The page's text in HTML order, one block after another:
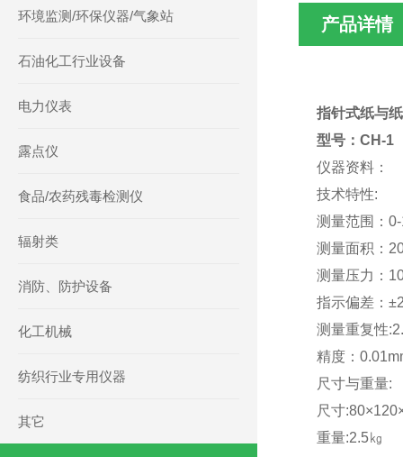
环境监测/环保仪器/气象站
石油化工行业设备
电力仪表
露点仪
食品/农药残毒检测仪
辐射类
消防、防护设备
化工机械
纺织行业专用仪器
其它
产品详情
指针式纸与
型号：CH-1
仪器资料：
技术特性:
测量范围：
测量面积：
测量压力：
指示偏差：
测量重复性
精度：
尺寸与重量:
尺寸
重量:2.5㎏